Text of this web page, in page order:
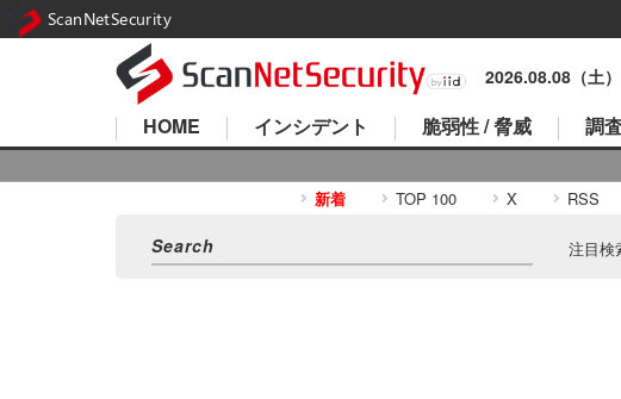
2026.08.08（土）
HOME インシデント 脆弱性 / 脅威 調
新着 TOP 100 X RSS
注目検
ScanNetSecurity